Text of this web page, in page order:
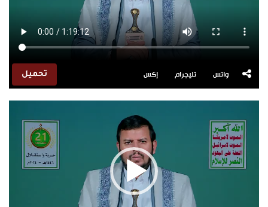
واتس تليجرام إكس تحميل
الفيديو